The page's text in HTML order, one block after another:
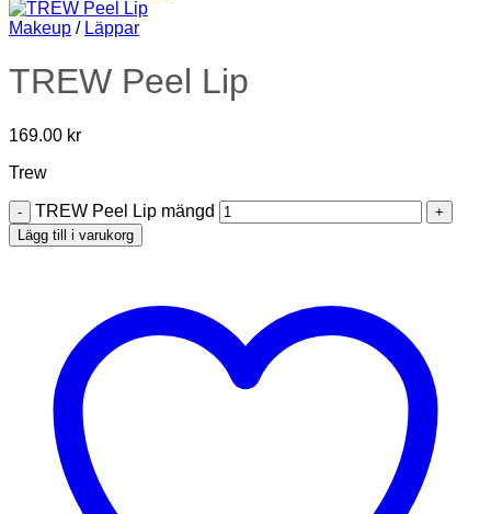
Makeup / Läppar
TREW Peel Lip
169.00 kr
Trew
TREW Peel Lip mängd
Lägg till i varukorg